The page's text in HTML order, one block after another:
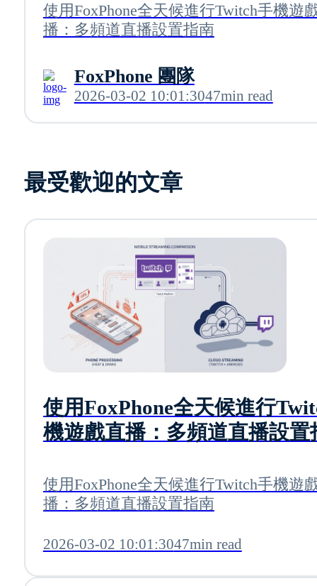
使用FoxPhone全天候進行Twitch手機遊
播：多頻道直播設置指南
FoxPhone 團隊
2026-03-02 10:01:3047min read
最受歡迎的文章
使用FoxPhone全天候進行
機遊戲直播：多頻道直播設置
使用FoxPhone全天候進行Twitch手機遊
播：多頻道直播設置指南
2026-03-02 10:01:3047min read